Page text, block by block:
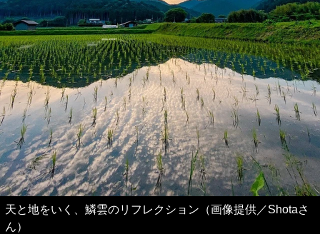
天と地をいく、鱗雲のリフレクション（画像提供／Shotaさ
ん）